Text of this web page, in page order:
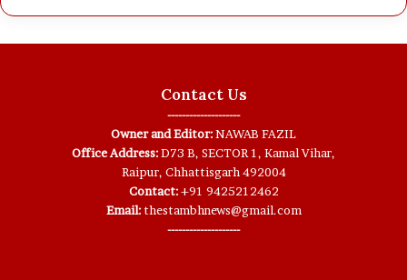
Contact Us
--------------------
Owner and Editor:NAWAB FAZIL
Office Address:D73 B, SECTOR 1, Kamal Vihar,
Raipur, Chhattisgarh 492004
Contact:+91 9425212462
Email:thestambhnews@gmail.com
--------------------